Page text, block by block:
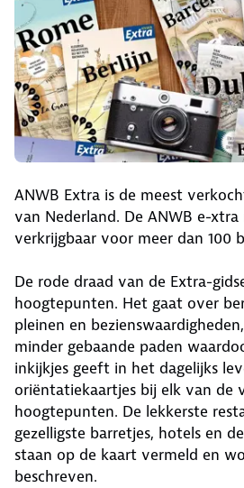
ANWB Extra is de meest
van Nederland. De ANWB e-xtra
verkrijgbaar voor meer dan 100
De rode draad van de Extra-
hoogtepunten. Het gaat over
pleinen en
minder gebaande paden
inkijkjes geeft in het dagelijks
oriëntatiekaartjes bij elk van de
hoogtepunten. De lekkerste
gezelligste barretjes, hotels en
staan op de kaart vermeld en
beschreven.